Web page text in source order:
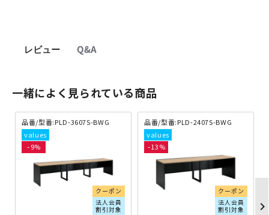
レビュー Q&A
一緒によく見られている商品
品番/型番:PLD-3607S-BWG
9
クーポン
法人会員
割引対象
品番/型番:PLD-2407S-BWG
13
クーポン
法人会員
割引対象
chevron_right